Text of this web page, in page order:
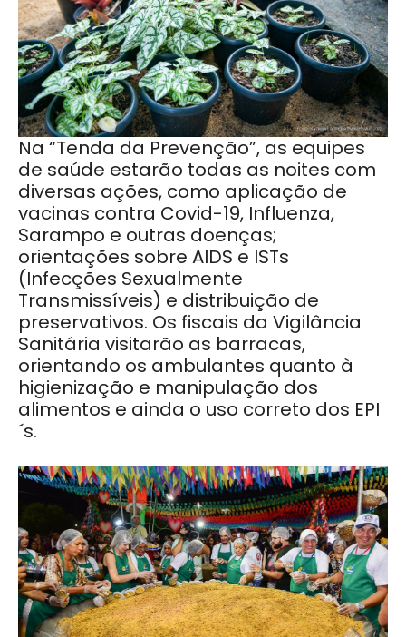
Na “Tenda da Prevenção”, as equipes
de saúde estarão todas as noites com
diversas ações, como aplicação de
vacinas contra Covid-19, Influenza,
Sarampo e outras doenças;
orientações sobre AIDS e ISTs
(Infecções Sexualmente
Transmissíveis) e distribuição de
preservativos. Os fiscais da Vigilância
Sanitária visitarão as barracas,
orientando os ambulantes quanto à
higienização e manipulação dos
alimentos e ainda o uso correto dos EPI
´s.